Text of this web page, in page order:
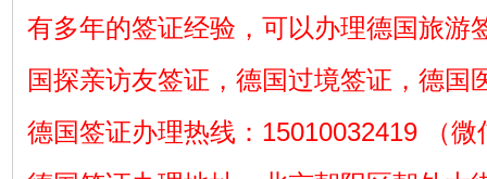
有多年的签证经验，可以办理德国旅游
国探亲访友签证，德国过境签证，德国
德国签证办理热线：15010032419 （